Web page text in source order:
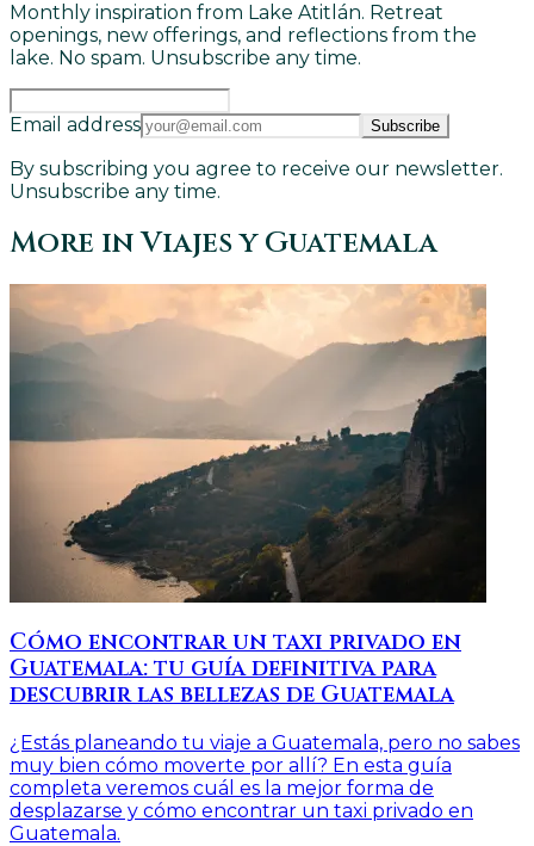
Monthly inspiration from Lake Atitlán. Retreat
openings, new offerings, and reflections from the
lake. No spam. Unsubscribe any time.
Email address Subscribe
By subscribing you agree to receive our newsletter.
Unsubscribe any time.
More inViajes y Guatemala
Cómo encontrar un taxi privado en
Guatemala: tu guía definitiva para
descubrir las bellezas de Guatemala
¿Estás planeando tu viaje a Guatemala, pero no sabes
muy bien cómo moverte por allí? En esta guía
completa veremos cuál es la mejor forma de
desplazarse y cómo encontrar un taxi privado en
Guatemala.